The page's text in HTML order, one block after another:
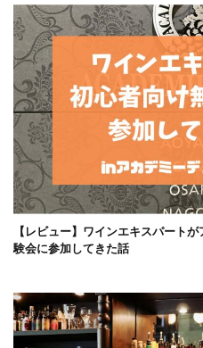
【レビュー】ワインエキスパート
験会に参加してきた話